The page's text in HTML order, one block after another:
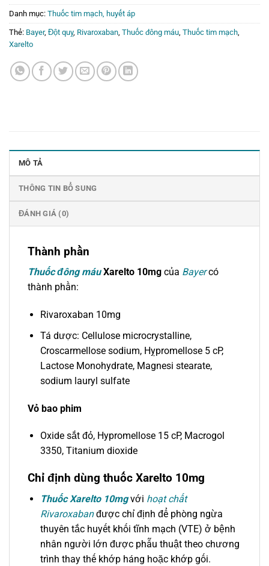
Danh mục: Thuốc tim mạch, huyết áp
Thẻ: Bayer, Đột quỵ, Rivaroxaban Thuốc đông máu Thuốc tim mạch
Xarelto
MÔ TẢ
THÔNG TIN BỔ SUNG
ĐÁNH GIÁ (0)
Thành phần
Thuốc đông máuXarelto 10mg của Bayercó
thành phần:
Rivaroxaban 10mg
Tá dược: Cellulose microcrystalline,
Croscarmellose sodium, Hỵpromellose 5 cP,
Lactose Monohydrate, Magnesi stearate,
sodium lauryl sulfate
Vỏ bao phim
Oxide sắt đỏ, Hypromellose 15 cP, Macrogol
3350, Titanium dioxide
Chỉ định dùng thuốc Xarelto 10mg
Thuốc Xarelto 10mgvới hoạt chất
Rivaroxabanđược chỉ định để phòng ngừa
thuyên tắc huyết khối tĩnh mạch (VTE) ở bệnh
nhân người lớn được phẫu thuật theo chương
trình thay thế khớp háng hoặc khớp gối.